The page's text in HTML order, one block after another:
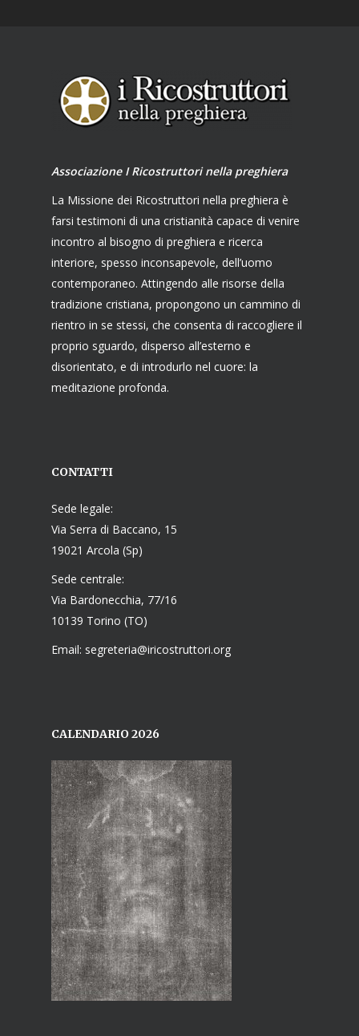
Associazione I Ricostruttori nella preghiera
La Missione dei Ricostruttori nella preghiera è
farsi testimoni di una cristianità capace di venire
incontro al bisogno di preghiera e ricerca
interiore, spesso inconsapevole, dell’uomo
contemporaneo. Attingendo alle risorse della
tradizione cristiana, propongono un cammino di
rientro in se stessi, che consenta di raccogliere il
proprio sguardo, disperso all’esterno e
disorientato, e di introdurlo nel cuore: la
meditazione profonda.
CONTATTI
Sede legale:
Via Serra di Baccano, 15
19021 Arcola (Sp)
Sede centrale:
Via Bardonecchia, 77/16
10139 Torino (TO)
Email: segreteria@iricostruttori.org
CALENDARIO 2026